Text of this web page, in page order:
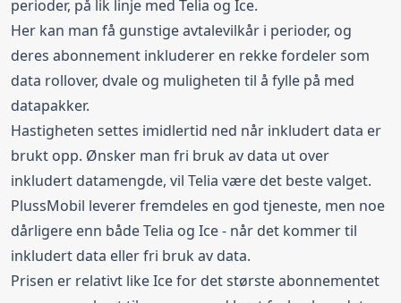
perioder, på lik linje med Telia og Ice.
Her kan man få gunstige avtalevilkår i perioder, og
deres abonnement inkluderer en rekke fordeler som
data rollover, dvale og muligheten til å fylle på med
datapakker.
Hastigheten settes imidlertid ned når inkludert data er
brukt opp. Ønsker man fri bruk av data ut over
inkludert datamengde, vil Telia være det beste valget.
PlussMobil leverer fremdeles en god tjeneste, men noe
dårligere enn både Telia og Ice - når det kommer til
inkludert data eller fri bruk av data.
Prisen er relativt like Ice for det største abonnementet